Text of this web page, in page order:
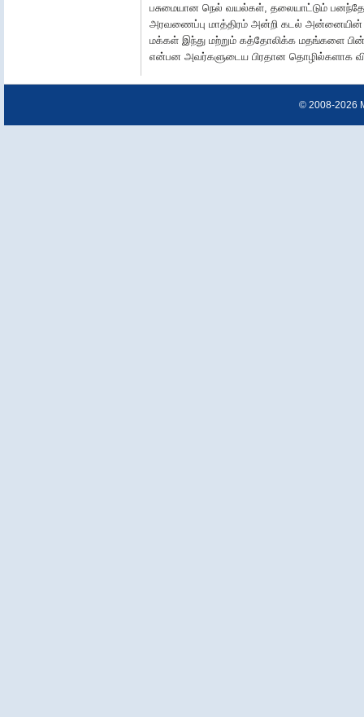
பசுமையான நெல் வயல்கள், தலையாட்டும்
அரவணைப்பு மாத்திரம் அன்றி கடல் அன்னையின்
மக்கள் இந்து மற்றும் கத்தோலிக்க மதங்களை
என்பன அவர்களுடைய பிரதான தொழில்களாக
© 2008-2026